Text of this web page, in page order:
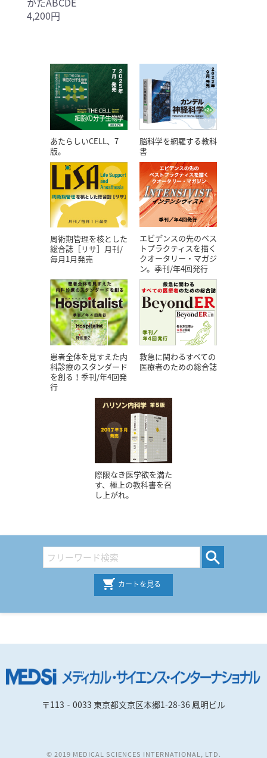
4,200円
あたらしいCELL、7
版。
脳科学を網羅する教科
書
周術期管理を核とした
総合誌［リサ］月刊/
毎月1月発売
エビデンスの先のベス
トプラクティスを描く
クオータリー・マガジ
ン。季刊/年4回発行
患者全体を見すえた内
科診療のスタンダード
を創る！季刊/年4回発
行
救急に関わるすべての
医療者のための総合誌
際限なき医学欲を満た
す、極上の教科書を召
し上がれ。
カートを見る
〒113‐0033 東京都文京区本郷1-28-36 鳳明ビル
© 2019 MEDICAL SCIENCES INTERNATIONAL, LTD.